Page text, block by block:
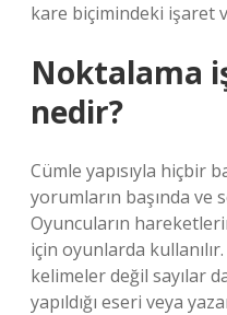
kare biçimindeki işaret
Noktalama
nedir?
Cümle yapısıyla hiçbir
yorumların başında ve
Oyuncuların
için oyunlarda
kelimeler değil sayılar
yapıldığı eseri veya